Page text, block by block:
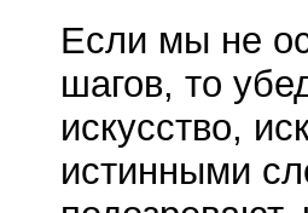
Если мы не
шагов, то
искусство,
истинными